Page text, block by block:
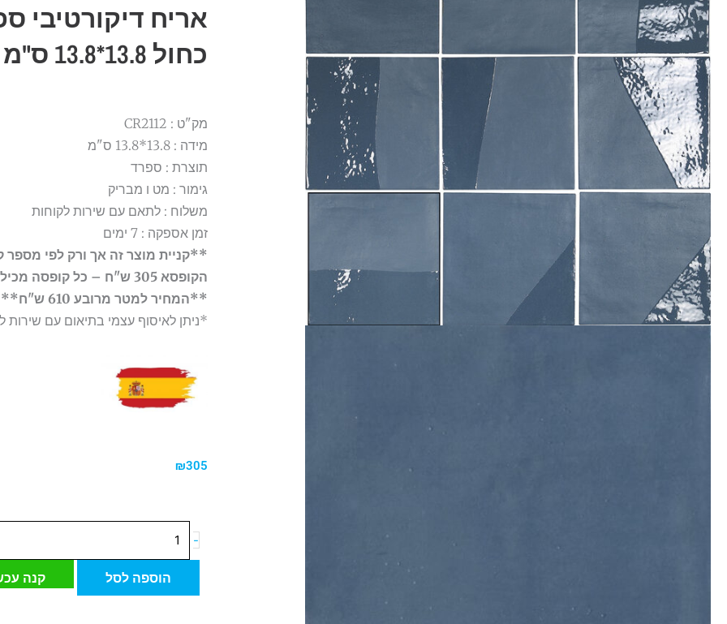
אריח דיקורטיבי
כחול 13.8*13.8 ס"מ
מק"ט : CR2112
מידה : 13.8*13.8 ס"מ
תוצרת : ספרד
גימור : מט ו מבריק
משלוח : לתאם עם שירות לקוחות
זמן אספקה : 7 ימים
**קניית מוצר זה אך ורק לפי מספר
הקופסא 305 ש"ח – כל קופסה מכילה 0,5 ס"מ מרובע **
**המחיר למטר מרובע 610 ש"ח**
*ניתן לאיסוף עצמי בתיאום עם שירות
₪305
-
של
דיקורטיבי
הוספה לסל קנה